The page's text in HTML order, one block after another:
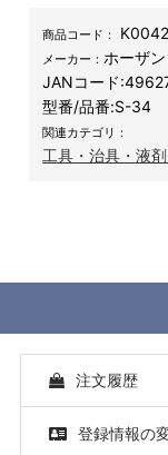
商品コード：
メーカー：ホーザン
JANコード:
型番/品番:S-34
関連カテゴリ：
工具・治具・液
注文履歴
登録情報の